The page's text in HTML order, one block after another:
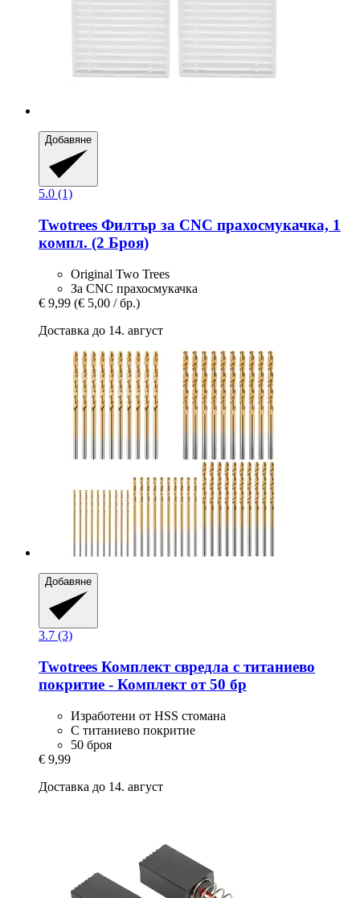
Добавяне
5.0 (1)
Twotrees Филтър за CNC прахосмукачка, 1
компл. (2 Броя)
Original Two Trees
За CNC прахосмукачка
€ 9,99 (€ 5,00 / бр.)
Доставка до 14. август
Добавяне
3.7 (3)
Twotrees Комплект свредла с титаниево
покритие -​ Комплект от 50 бр
Изработени от HSS стомана
С титаниево покритие
50 броя
€ 9,99
Доставка до 14. август